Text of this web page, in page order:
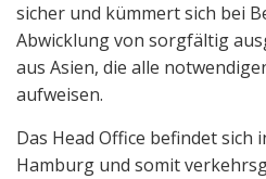
sicher und kümmert sich bei
Abwicklung von sorgfältig
aus Asien, die alle
aufweisen.
Das Head Office befindet sich
Hamburg und somit